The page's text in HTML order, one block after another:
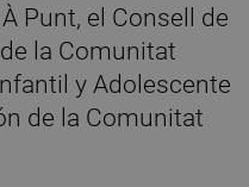
Punt, el Consell de
la Comunitat
y Adolescente
de la Comunitat